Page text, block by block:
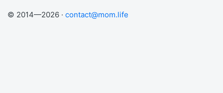
© 2014—2026 · contact@mom.life